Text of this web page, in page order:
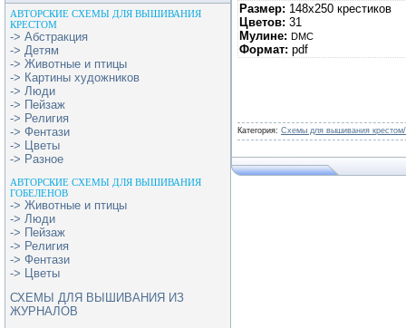
АВТОРСКИЕ СХЕМЫ ДЛЯ ВЫШИВАНИЯ
КРЕСТОМ
-> Абстракция
-> Детям
-> Животные и птицы
-> Картины художников
-> Люди
-> Пейзаж
-> Религия
-> Фентази
-> Цветы
-> Разное
АВТОРСКИЕ СХЕМЫ ДЛЯ ВЫШИВАНИЯ
ГОБЕЛЕНОВ
-> Животные и птицы
-> Люди
-> Пейзаж
-> Религия
-> Фентази
-> Цветы
СХЕМЫ ДЛЯ ВЫШИВАНИЯ ИЗ
ЖУРНАЛОВ
Размер: 148х250 крестиков
Цветов: 31
Мулине: DMC
Формат: pdf
Категория: Схемы для вышивания